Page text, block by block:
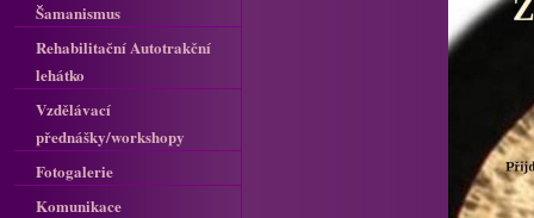
Šamanismus
Rehabilitační Autotrakční
lehátko
Vzdělávací
přednášky/workshopy
Fotogalerie
Komunikace